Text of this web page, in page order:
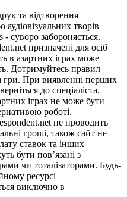
та відтворення
аудіовізуальних творів
суворо забороняється.
призначені для осіб
в азартних іграх може
Дотримуйтесь правил
гри. При виявленні перших
до спеціаліста.
іграх не може бути
роботі.
не проводить
гроші, також сайт не
ставок та інших
бути пов’язані з
чи тоталізаторами. Будь-
ресурсі
виключно в